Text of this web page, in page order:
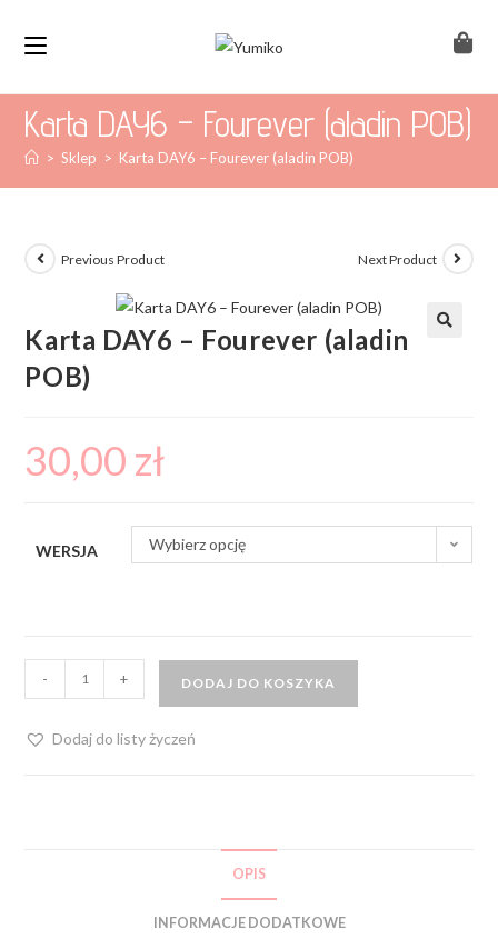
Karta DAY6 – Fourever (aladin POB)
> Sklep > Karta DAY6 – Fourever (aladin POB)
Previous Product Next Product
Karta DAY6 – Fourever (aladin
POB)
30,00 zł
WERSJA Wybierz opcję
- + DODAJ DO KOSZYKA
Dodaj do listy życzeń
OPIS
INFORMACJE DODATKOWE